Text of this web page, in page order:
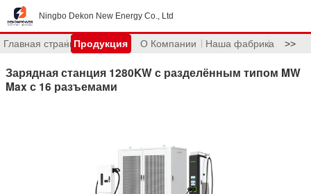
Ningbo Dekon New Energy Co., Ltd
Главная страницаПродукция О Компании Наша фабрика >>
Зарядная станция 1280KW с разделённым типом MW
Max с 16 разъемами